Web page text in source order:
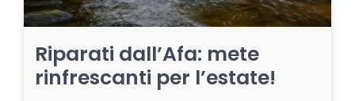
Riparati dall’Afa: mete
rinfrescanti per l’estate!